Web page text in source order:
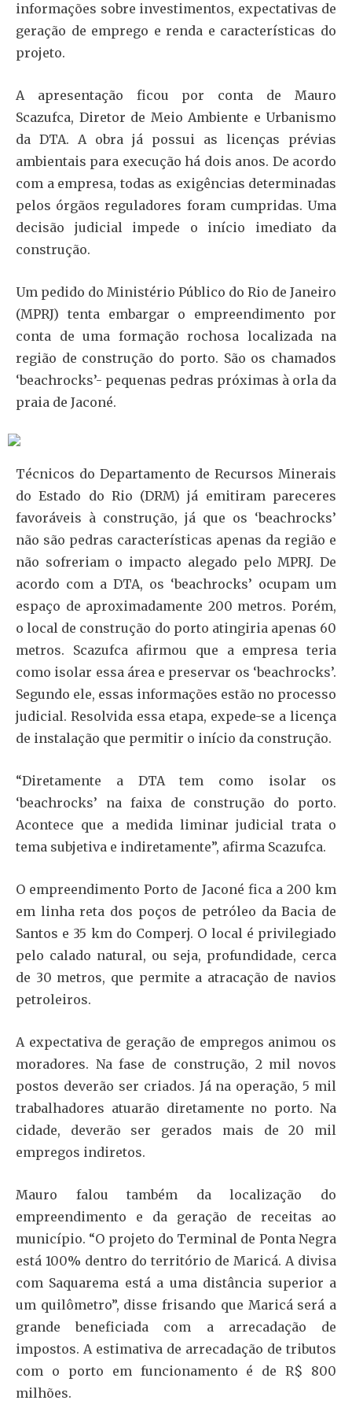
informações sobre investimentos, expectativas de
geração de emprego e renda e características do
projeto.
A apresentação ficou por conta de Mauro
Scazufca, Diretor de Meio Ambiente e Urbanismo
da DTA. A obra já possui as licenças prévias
ambientais para execução há dois anos. De acordo
com a empresa, todas as exigências determinadas
pelos órgãos reguladores foram cumpridas. Uma
decisão judicial impede o início imediato da
construção.
Um pedido do Ministério Público do Rio de Janeiro
(MPRJ) tenta embargar o empreendimento por
conta de uma formação rochosa localizada na
região de construção do porto. São os chamados
‘beachrocks’- pequenas pedras próximas à orla da
praia de Jaconé.
Técnicos do Departamento de Recursos Minerais
do Estado do Rio (DRM) já emitiram pareceres
favoráveis à construção, já que os ‘beachrocks’
não são pedras características apenas da região e
não sofreriam o impacto alegado pelo MPRJ. De
acordo com a DTA, os ‘beachrocks’ ocupam um
espaço de aproximadamente 200 metros. Porém,
o local de construção do porto atingiria apenas 60
metros. Scazufca afirmou que a empresa teria
como isolar essa área e preservar os ‘beachrocks’.
Segundo ele, essas informações estão no processo
judicial. Resolvida essa etapa, expede-se a licença
de instalação que permitir o início da construção.
“Diretamente a DTA tem como isolar os
‘beachrocks’ na faixa de construção do porto.
Acontece que a medida liminar judicial trata o
tema subjetiva e indiretamente”, afirma Scazufca.
O empreendimento Porto de Jaconé fica a 200 km
em linha reta dos poços de petróleo da Bacia de
Santos e 35 km do Comperj. O local é privilegiado
pelo calado natural, ou seja, profundidade, cerca
de 30 metros, que permite a atracação de navios
petroleiros.
A expectativa de geração de empregos animou os
moradores. Na fase de construção, 2 mil novos
postos deverão ser criados. Já na operação, 5 mil
trabalhadores atuarão diretamente no porto. Na
cidade, deverão ser gerados mais de 20 mil
empregos indiretos.
Mauro falou também da localização do
empreendimento e da geração de receitas ao
município. “O projeto do Terminal de Ponta Negra
está 100% dentro do território de Maricá. A divisa
com Saquarema está a uma distância superior a
um quilômetro”, disse frisando que Maricá será a
grande beneficiada com a arrecadação de
impostos. A estimativa de arrecadação de tributos
com o porto em funcionamento é de R$ 800
milhões.